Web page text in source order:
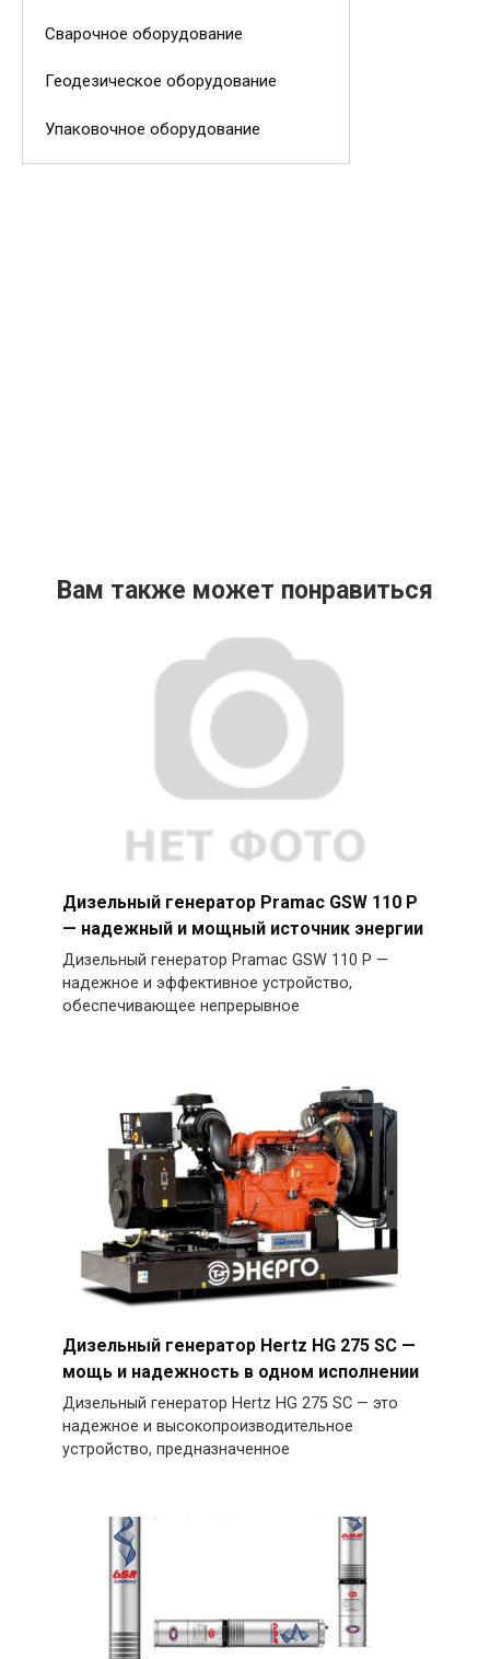
Сварочное оборудование
Геодезическое оборудование
Упаковочное оборудование
Вам также может понравиться
Дизельный генератор Pramac GSW 110 P
— надежный и мощный источник энергии
Дизельный генератор Pramac GSW 110 P —
надежное и эффективное устройство,
обеспечивающее непрерывное
Дизельный генератор Hertz HG 275 SC —
мощь и надежность в одном исполнении
Дизельный генератор Hertz HG 275 SC — это
надежное и высокопроизводительное
устройство, предназначенное